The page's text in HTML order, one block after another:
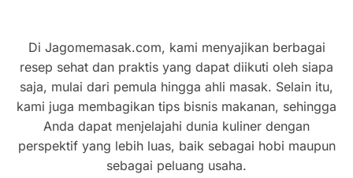
Di Jagomemasak.com, kami menyajikan berbagai
resep sehat dan praktis yang dapat diikuti oleh siapa
saja, mulai dari pemula hingga ahli masak. Selain itu,
kami juga membagikan tips bisnis makanan, sehingga
Anda dapat menjelajahi dunia kuliner dengan
perspektif yang lebih luas, baik sebagai hobi maupun
sebagai peluang usaha.